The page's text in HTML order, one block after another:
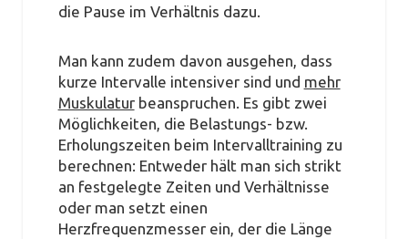
die Pause im Verhältnis dazu.
Man kann zudem davon ausgehen, dass
kurze Intervalle intensiver sind und mehr
Muskulaturbeanspruchen. Es gibt zwei
Möglichkeiten, die Belastungs- bzw.
Erholungszeiten beim Intervalltraining zu
berechnen: Entweder hält man sich strikt
an festgelegte Zeiten und Verhältnisse
oder man setzt einen
Herzfrequenzmesser ein, der die Länge